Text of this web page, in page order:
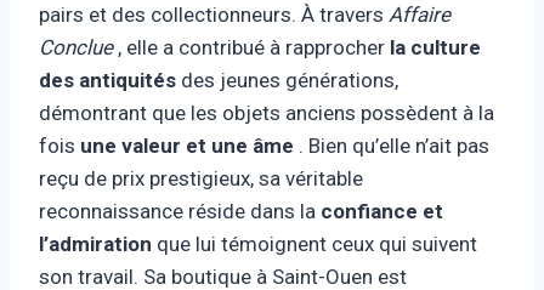
pairs et des collectionneurs. À travers Affaire
Conclue, elle a contribué à rapprocher la culture
des antiquités des jeunes générations,
démontrant que les objets anciens possèdent à la
fois une valeur et une âme . Bien qu’elle n’ait pas
reçu de prix prestigieux, sa véritable
reconnaissance réside dans la confiance et
l’admiration que lui témoignent ceux qui suivent
son travail. Sa boutique à Saint-Ouen est